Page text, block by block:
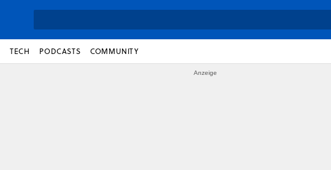
TECH PODCASTS COMMUNITY